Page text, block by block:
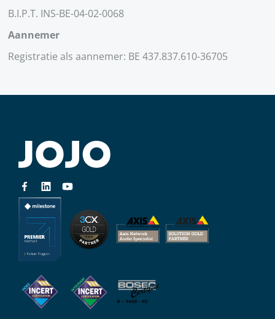
B.I.P.T. INS-BE-04-02-0068
Aannemer
Registratie als aannemer: BE 437.837.610-36705